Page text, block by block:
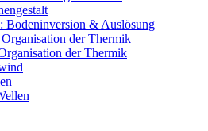
Bodeninversion & Auslösung
der Thermik
der Thermik